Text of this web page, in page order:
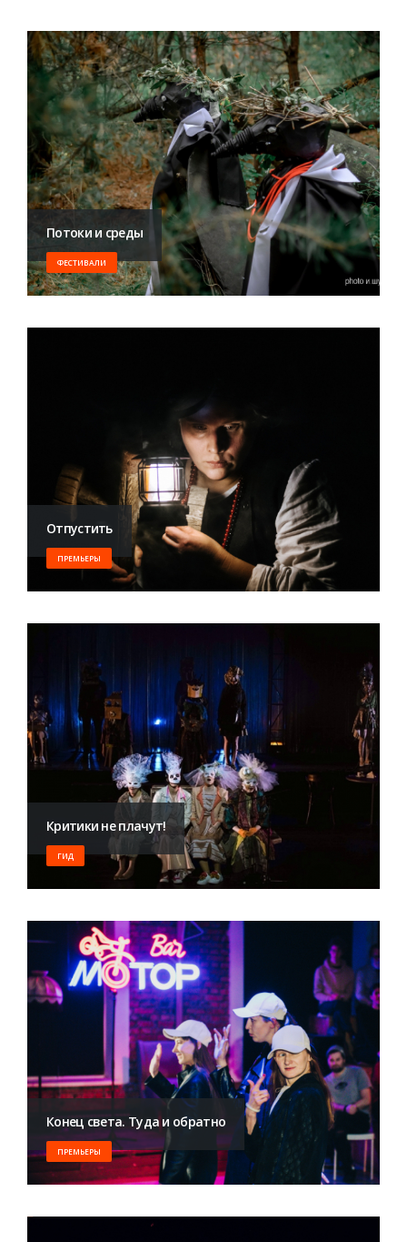
Потоки и среды
ФЕСТИВАЛИ
Отпустить
ПРЕМЬЕРЫ
Критики не плачут!
ГИД
Конец света. Туда и обратно
ПРЕМЬЕРЫ